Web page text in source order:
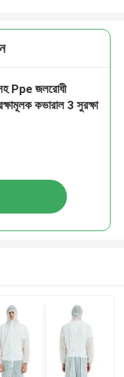
Ppe জলরোধী
কভারাল 3 সুরক্ষা